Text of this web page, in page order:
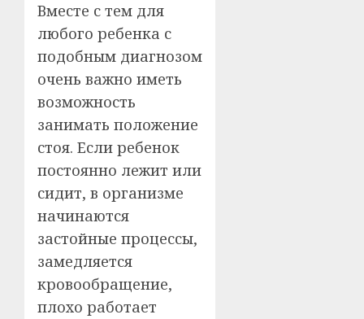
Вместе с тем для
любого ребенка с
подобным диагнозом
очень важно иметь
возможность
занимать положение
стоя. Если ребенок
постоянно лежит или
сидит, в организме
начинаются
застойные процессы,
замедляется
кровообращение,
плохо работает